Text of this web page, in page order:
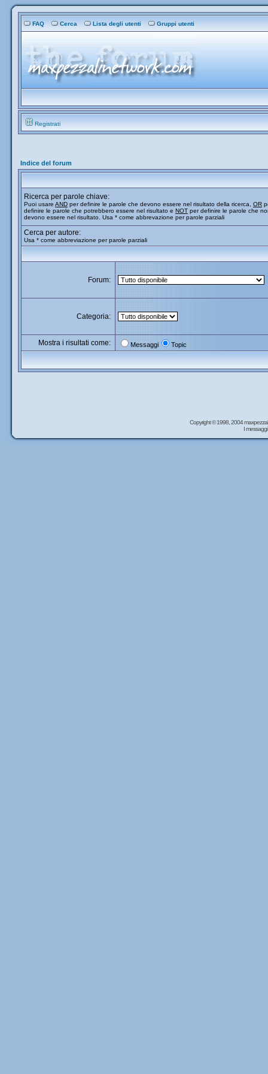
FAQ Cerca Lista degli utenti Gruppi utenti
Registrati
Indice del forum
Ricerca per parole chiave:
Puoi usare AND per definire le parole che devono essere nel risultato della ricerca, OR
definire le parole che potrebbero essere nel risultato e NOT per definire le parole che
devono essere nel risultato. Usa * come abbrevazione per parole parziali
Cerca per autore:
Usa * come abbreviazione per parole parziali
Forum:
Categoria:
Mostra i risultati come: Messaggi Topic
Copyright © 1998, 2004
I